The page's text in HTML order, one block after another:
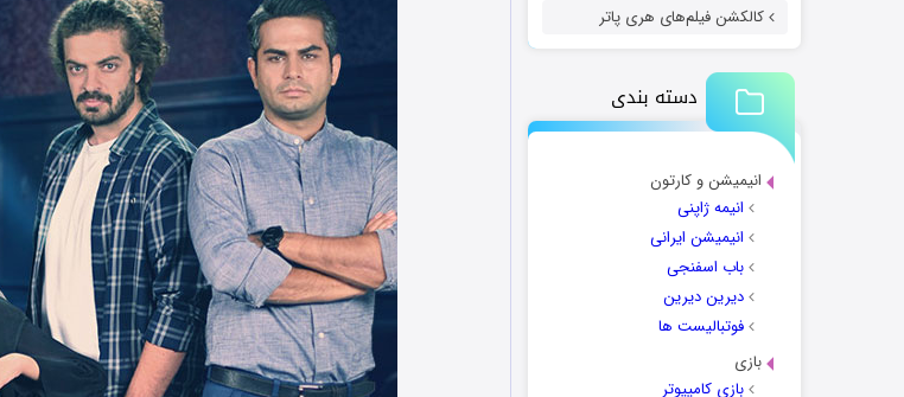
کالکشن فیلم‌های هری پاتر
دسته بندی
انیمیشن و کارتون
انیمه ژاپنی
انیمیشن ایرانی
باب اسفنجی
دیرین دیرین
فوتبالیست ها
بازی
بازی کامپیوتر